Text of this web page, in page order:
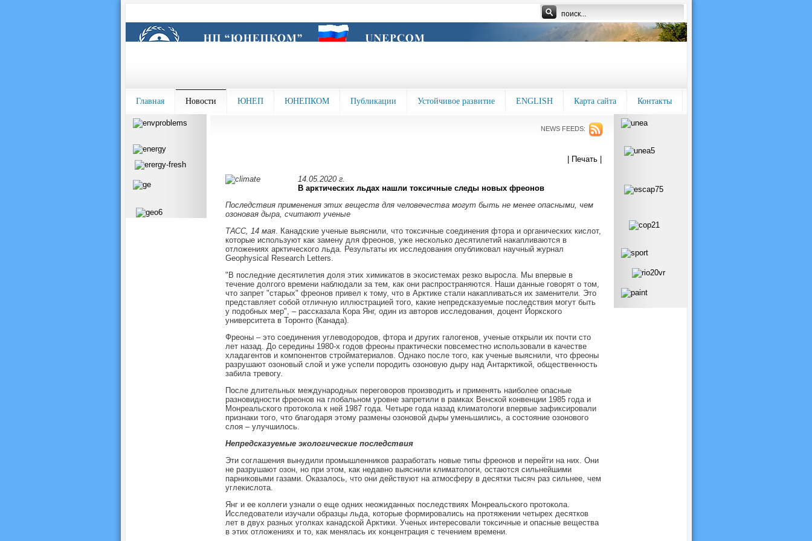
Главная Новости ЮНЕП ЮНЕПКОМ Публикации Устойчивое развитие ENGLISH Карта сайта Контакты
NEWS FEEDS:
| Печать |
14.05.2020 г.
В арктических льдах нашли токсичные следы новых фреонов
Последствия применения этих веществ для человечества могут быть не менее опасными, чем
озоновая дыра, считают ученые
ТАСС, 14 мая. Канадские ученые выяснили, что токсичные соединения фтора и органических кислот,
которые используют как замену для фреонов, уже несколько десятилетий накапливаются в
отложениях арктического льда. Результаты их исследования опубликовал научный журнал
Geophysical Research Letters.
"В последние десятилетия доля этих химикатов в экосистемах резко выросла. Мы впервые в
течение долгого времени наблюдали за тем, как они распространяются. Наши данные говорят о том,
что запрет "старых" фреонов привел к тому, что в Арктике стали накапливаться их заменители. Это
представляет собой отличную иллюстрацией того, какие непредсказуемые последствия могут быть
у подобных мер", – рассказала Кора Янг, один из авторов исследования, доцент Йоркского
университета в Торонто (Канада).
Фреоны – это соединения углеводородов, фтора и других галогенов, ученые открыли их почти сто
лет назад. До середины 1980-х годов фреоны практически повсеместно использовали в качестве
хладагентов и компонентов стройматериалов. Однако после того, как ученые выяснили, что фреоны
разрушают озоновый слой и уже успели породить озоновую дыру над Антарктикой, общественность
забила тревогу.
После длительных международных переговоров производить и применять наиболее опасные
разновидности фреонов на глобальном уровне запретили в рамках Венской конвенции 1985 года и
Монреальского протокола к ней 1987 года. Четыре года назад климатологи впервые зафиксировали
признаки того, что благодаря этому размены озоновой дыры уменьшились, а состояние озонового
слоя – улучшилось.
Непредсказуемые экологические последствия
Эти соглашения вынудили промышленников разработать новые типы фреонов и перейти на них. Они
не разрушают озон, но при этом, как недавно выяснили климатологи, остаются сильнейшими
парниковыми газами. Оказалось, что они действуют на атмосферу в десятки тысяч раз сильнее, чем
углекислота.
Янг и ее коллеги узнали о еще одних неожиданных последствиях Монреальского протокола.
Исследователи изучали образцы льда, которые формировались на протяжении четырех десятков
лет в двух разных уголках канадской Арктики. Ученых интересовали токсичные и опасные вещества
в этих отложениях и то, как менялась их концентрация с течением времени.